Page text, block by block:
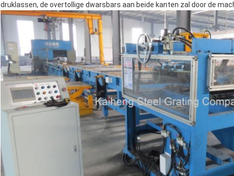
druklassen, de overtollige dwarsbars aan beide kanten zal door de